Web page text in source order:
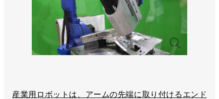
産業用ロボットは、アームの先端に取り付けるエンド